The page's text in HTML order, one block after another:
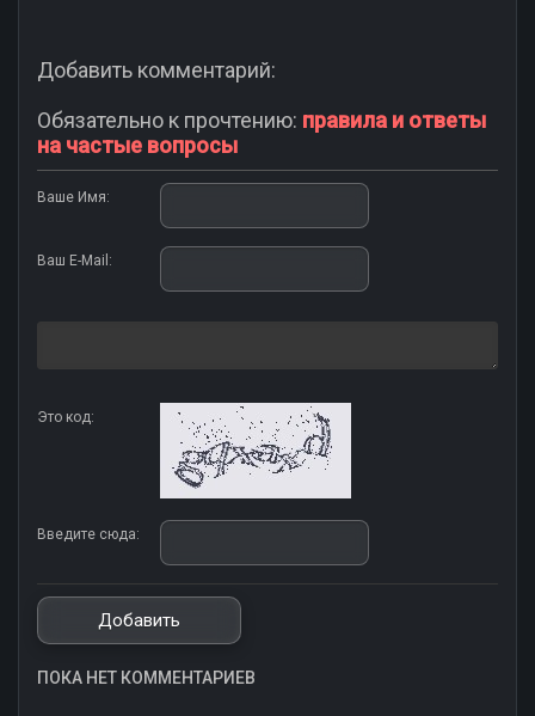
Добавить комментарий:
Обязательно к прочтению: правила и ответы
на частые вопросы
Ваше Имя:
Ваш E-Mail:
Это код:
Введите сюда:
ПОКА НЕТ КОММЕНТАРИЕВ